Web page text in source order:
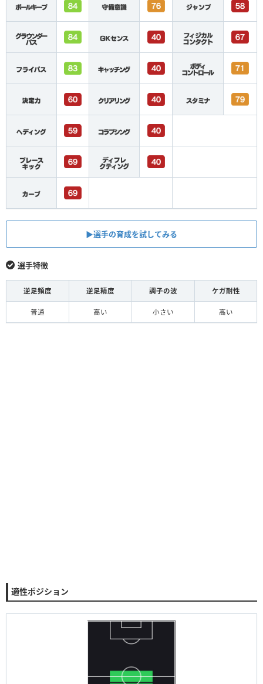
▶︎選手の育成を試してみる
選手特徴
逆足頻度 逆足精度 調子の波 ケガ耐性
普通 高い 小さい 高い
適性ポジション